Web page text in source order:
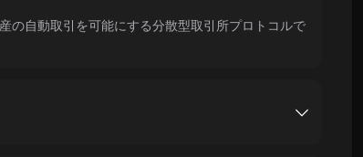
自動取引を可能にする分散型取引所プロトコルで